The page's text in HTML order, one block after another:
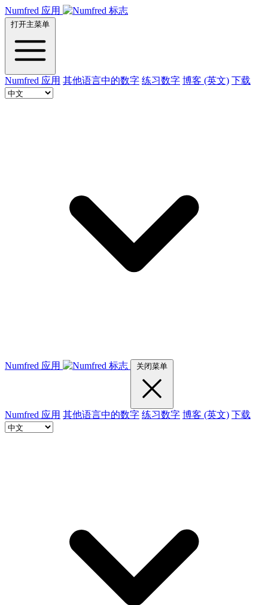
Numfred 应用
打开主菜单
Numfred 应用 其他语言中的数字 练习数字 博客 (英文) 下载
Numfred 应用 关闭菜单
Numfred 应用 其他语言中的数字 练习数字 博客 (英文) 下载